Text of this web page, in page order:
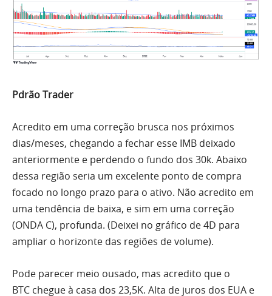
Pdrão Trader
Acredito em uma correção brusca nos próximos
dias/meses, chegando a fechar esse IMB deixado
anteriormente e perdendo o fundo dos 30k. Abaixo
dessa região seria um excelente ponto de compra
focado no longo prazo para o ativo. Não acredito em
uma tendência de baixa, e sim em uma correção
(ONDA C), profunda. (Deixei no gráfico de 4D para
ampliar o horizonte das regiões devolume).
Pode parecer meio ousado, mas acredito que o
BTC chegue à casa dos 23,5K. Alta de juros dos EUA e